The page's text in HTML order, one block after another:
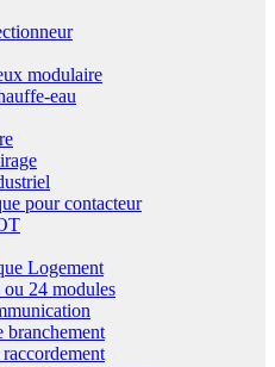
modulaire
eau
pour contacteur
Logement
24 modules
branchement